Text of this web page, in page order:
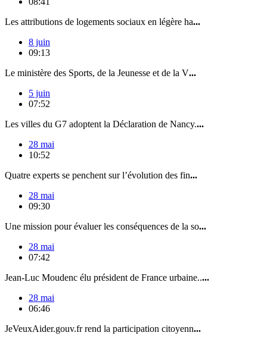
Les attributions de logements sociaux en légère ha...
8 juin
09:13
Le ministère des Sports, de la Jeunesse et de la V...
5 juin
07:52
Les villes du G7 adoptent la Déclaration de Nancy....
28 mai
10:52
Quatre experts se penchent sur l’évolution des fin...
28 mai
09:30
Une mission pour évaluer les conséquences de la so...
28 mai
07:42
Jean-Luc Moudenc élu président de France urbaine.....
28 mai
06:46
JeVeuxAider.gouv.fr rend la participation citoyenn...